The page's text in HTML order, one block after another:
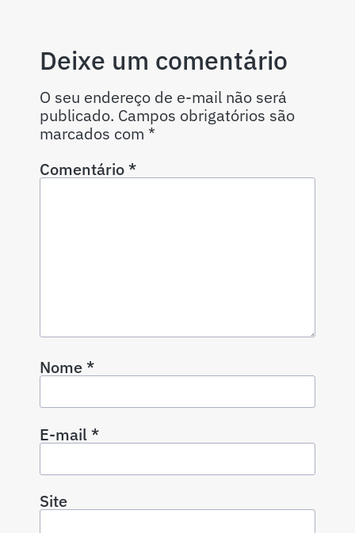
Deixe um comentário
O seu endereço de e-mail não será
publicado. Campos obrigatórios são
marcados com *
Comentário*
Nome*
E-mail*
Site